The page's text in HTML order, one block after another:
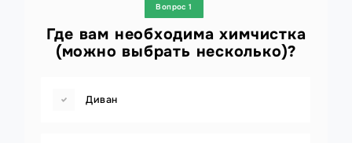
Вопрос 1
Где вам необходима химчистка
(можно выбрать несколько)?
Диван